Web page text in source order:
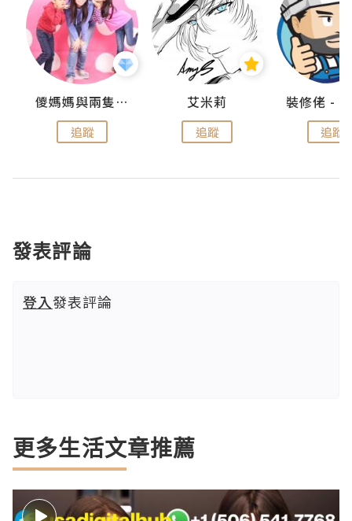
儍媽媽與兩隻小魔怪之家
追蹤
艾米莉
追蹤 追蹤
發表評論
登入發表評論
更多生活文章推薦